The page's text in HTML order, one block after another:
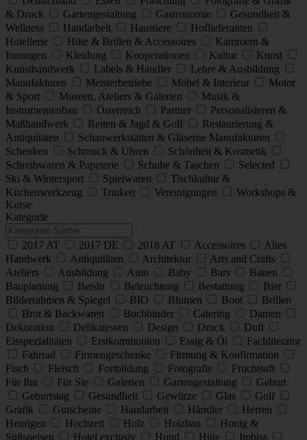
& Druck
Gartengestaltung Gastronomie
Gesundheit &
Wellness
Handarbeit Haustiere
Hoflieferanten
Hotellerie
Hüte & Brillen & Accessoires
Kammern &
Innungen
Kleidung Kooperationen Kultur
Kunst
Kunsthandwerk
Labels & Händler
Lehre & Ausbildung
Manufakturen
Meisterbetriebe Möbel & Interieur
Motor
& Sport
Museen, Ateliers & Galerien
Musik &
Instrumentenbau
Österreich Partner
Personalisieren &
Maßhandwerk
Reiten & Jagd & Golf
Restaurierung &
Antiquitäten
Schauwerkstätten & Gläserne Manufakturen
Schenken
Schmuck & Uhren
Schönheit & Kosmetik
Schreibwaren & Papeterie
Schuhe & Taschen
Selected
Ski & Wintersport
Spielwaren
Tischkultur &
Küchenwerkzeug
Trinken Vereinigungen
Workshops &
Kurse
Kategorie
2017 AT 2017 DE 2018 AT Accessoires
Altes
Handwerk
Antiquitäten Architektur
Arts and Crafts
Ateliers
Ausbildung Auto Baby Bars
Bauen
Bauplanung
Beisln Beleuchtung Bestattung
Bier
Bilderrahmen & Spiegel
BIO Blumen Boot
Brillen
Brot & Backwaren
Buchbinder Catering
Damen
Dekoration
Delikatessen Design Druck
Duft
Eisspezialitäten
Erstkommunion Essig & Öl
Fachliteratur
Fahrrad
Firmengeschenke
Firmung & Konfirmation
Fisch
Fleisch Fortbildung Fotografie
Fruchtsaft
Für Ihn
Für Sie Galerien Gartengestaltung
Geburt
Geburtstag
Gesundheit Gewürze Glas
Golf
Grafik
Gutscheine Handarbeit Händler
Herren
Heurigen
Hochzeit Holz Holzbau
Honig &
Süßspeisen
Hotel exclusiv Hund Hüte
Imbiss